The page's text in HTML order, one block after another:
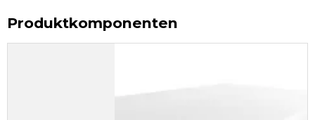
Produktkomponenten